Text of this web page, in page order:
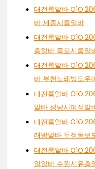
대전룸알바
바 세종시룸알바
대전룸알바
흥알바 목포시룸알
대전룸알바
바 부천노래방도우
대전룸알바
알바 성남시여성알
대전룸알바
래방알바 두정동보
대전룸알바
일알바 수원시유흥